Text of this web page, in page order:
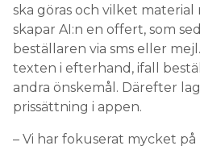
ska göras och vilket
skapar AI:n en offert, som
beställaren via sms eller
texten i efterhand, ifall
andra önskemål. Därefter
prissättning i appen.
– Vi har fokuserat mycket